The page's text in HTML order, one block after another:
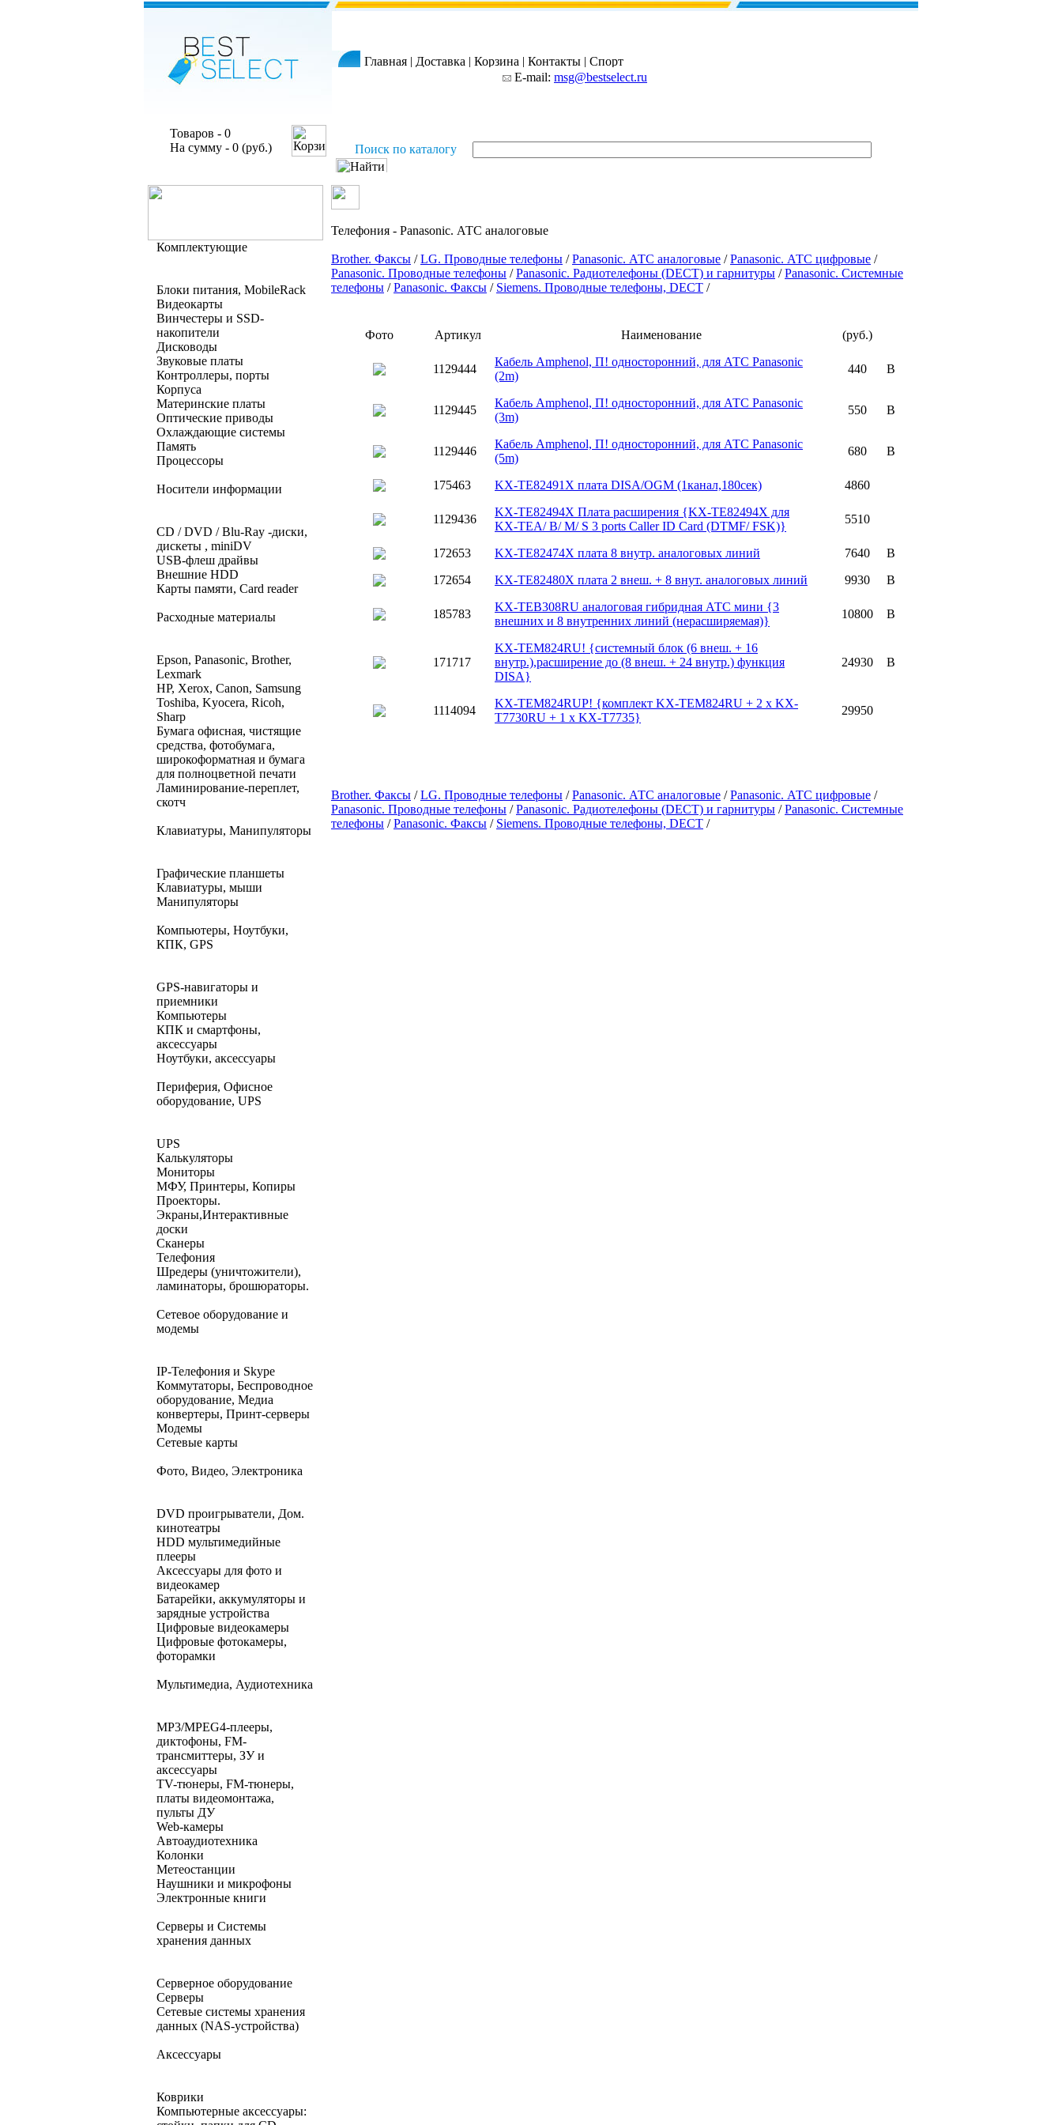
Главная | Доставка | Корзина | Контакты | Спорт
E-mail: msg@bestselect.ru
Товаров - 0
На сумму - 0 (руб.)
Поиск по каталогу
Комплектующие
Блоки питания, MobileRack
Видеокарты
Винчестеры и SSD-
накопители
Дисководы
Звуковые платы
Контроллеры, порты
Корпуса
Материнские платы
Оптические приводы
Охлаждающие системы
Память
Процессоры
Носители информации
CD / DVD / Blu-Ray -диски,
дискеты , miniDV
USB-флеш драйвы
Внешние HDD
Карты памяти, Card reader
Расходные материалы
Epson, Panasonic, Brother,
Lexmark
HP, Xerox, Canon, Samsung
Toshiba, Kyocera, Ricoh,
Sharp
Бумага офисная, чистящие
средства, фотобумага,
широкоформатная и бумага
для полноцветной печати
Ламинирование-переплет,
скотч
Клавиатуры, Манипуляторы
Графические планшеты
Клавиатуры, мыши
Манипуляторы
Компьютеры, Ноутбуки,
КПК, GPS
GPS-навигаторы и
приемники
Компьютеры
КПК и смартфоны,
аксессуары
Ноутбуки, аксессуары
Периферия, Офисное
оборудование, UPS
UPS
Калькуляторы
Мониторы
МФУ, Принтеры, Копиры
Проекторы.
Экраны,Интерактивные
доски
Сканеры
Телефония
Шредеры (уничтожители),
ламинаторы, брошюраторы.
Сетевое оборудование и
модемы
IP-Телефония и Skype
Коммутаторы, Беспроводное
оборудование, Медиа
конвертеры, Принт-серверы
Модемы
Сетевые карты
Фото, Видео, Электроника
DVD проигрыватели, Дом.
кинотеатры
HDD мультимедийные
плееры
Аксессуары для фото и
видеокамер
Батарейки, аккумуляторы и
зарядные устройства
Цифровые видеокамеры
Цифровые фотокамеры,
фоторамки
Мультимедиа, Аудиотехника
MP3/MPEG4-плееры,
диктофоны, FM-
трансмиттеры, ЗУ и
аксессуары
TV-тюнеры, FM-тюнеры,
платы видеомонтажа,
пульты ДУ
Web-камеры
Автоаудиотехника
Колонки
Метеостанции
Наушники и микрофоны
Электронные книги
Серверы и Системы
хранения данных
Серверное оборудование
Серверы
Сетевые системы хранения
данных (NAS-устройства)
Аксессуары
Коврики
Компьютерные аксессуары:
Телефония - Panasonic. АТС аналоговые
Brother. Факсы /LG. Проводные телефоны /Panasonic. АТС аналоговые /Panasonic. АТС цифровые /
Panasonic. Проводные телефоны /Panasonic. Радиотелефоны (DECT) и гарнитуры /Panasonic. Системные
телефоны /Panasonic. Факсы / Siemens. Проводные телефоны, DECT /
Фото Артикул Наименование (руб.)
1129444
Кабель Amphenol, П! односторонний, для АТС Panasonic
(2m)
440
1129445
Кабель Amphenol, П! односторонний, для АТС Panasonic
(3m)
550
1129446
Кабель Amphenol, П! односторонний, для АТС Panasonic
(5m)
680
175463 KX-TE82491X плата DISA/OGM (1канал,180сек) 4860
1129436
KX-TE82494X Плата расширения {KX-TE82494X для
KX-TEA/ B/ M/ S 3 ports Caller ID Card (DTMF/ FSK)}
5510
172653 KX-TE82474X плата 8 внутр. аналоговых линий
7640
172654
KX-TE82480X плата 2 внеш. + 8 внут. аналоговых линий 9930
185783
KX-TEB308RU аналоговая гибридная АТС мини {3
внешних и 8 внутренних линий (нерасширяемая)}
10800
171717
KX-TEM824RU! {системный блок (6 внеш. + 16
внутр.),расширение до (8 внеш. + 24 внутр.) функция
DISA}
24930
1114094
KX-TEM824RUP! {комплект KX-TEM824RU + 2 x KX-
T7730RU + 1 x KX-T7735}
29950
Brother. Факсы /LG. Проводные телефоны /Panasonic. АТС аналоговые /Panasonic. АТС цифровые /
Panasonic. Проводные телефоны /Panasonic. Радиотелефоны (DECT) и гарнитуры /Panasonic. Системные
телефоны /Panasonic. Факсы / Siemens. Проводные телефоны, DECT /